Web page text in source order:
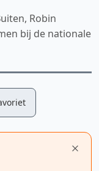
Robin
bij de nationale